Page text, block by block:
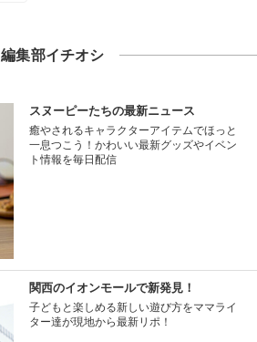
編集部イチオシ
スヌーピーたちの最新ニュース
癒やされるキャラクターアイテムでほっと
一息つこう！かわいい最新グッズやイベン
ト情報を毎日配信
関西のイオンモールで新発見！
子どもと楽しめる新しい遊び方をママライ
ター達が現地から最新リポ！